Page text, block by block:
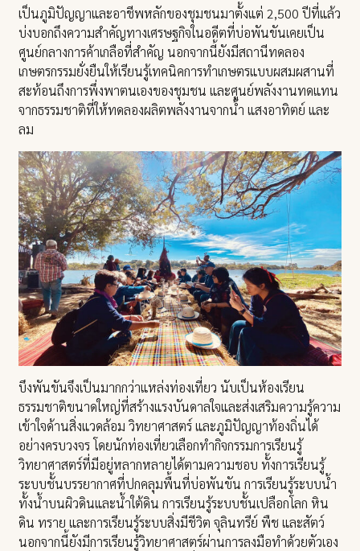
เป็นภูมิปัญญาและอาชีพหลักของชุมชนมาตั้งแต่ 2,500 ปีที่แล้ว
บ่งบอกถึงความสำคัญทางเศรษฐกิจในอดีตที่บ่อพันขันเคยเป็น
ศูนย์กลางการค้าเกลือที่สำคัญ นอกจากนี้ยังมีสถานีทดลอง
เกษตรกรรมยั่งยืนให้เรียนรู้เทคนิคการทำเกษตรแบบผสมผสานที่
สะท้อนถึงการพึ่งพาตนเองของชุมชน และศูนย์พลังงานทดแทน
จากธรรมชาติที่ให้ทดลองผลิตพลังงานจากน้ำ แสงอาทิตย์ และ
ลม
บึงพันขันจึงเป็นมากกว่าแหล่งท่องเที่ยว นับเป็นห้องเรียน
ธรรมชาติขนาดใหญ่ที่สร้างแรงบันดาลใจและส่งเสริมความรู้ความ
เข้าใจด้านสิ่งแวดล้อม วิทยาศาสตร์ และภูมิปัญญาท้องถิ่นได้
อย่างครบวงจร โดยนักท่องเที่ยวเลือกทำกิจกรรมการเรียนรู้
วิทยาศาสตร์ที่มีอยู่หลากหลายได้ตามความชอบ ทั้งการเรียนรู้
ระบบชั้นบรรยากาศที่ปกคลุมพื้นที่บ่อพันขัน การเรียนรู้ระบบน้ำ
ทั้งน้ำบนผิวดินและน้ำใต้ดิน การเรียนรู้ระบบชั้นเปลือกโลก หิน
ดิน ทราย และการเรียนรู้ระบบสิ่งมีชีวิต จุลินทรีย์ พืช และสัตว์
นอกจากนี้ยังมีการเรียนรู้วิทยาศาสตร์ผ่านการลงมือทำด้วยตัวเอง